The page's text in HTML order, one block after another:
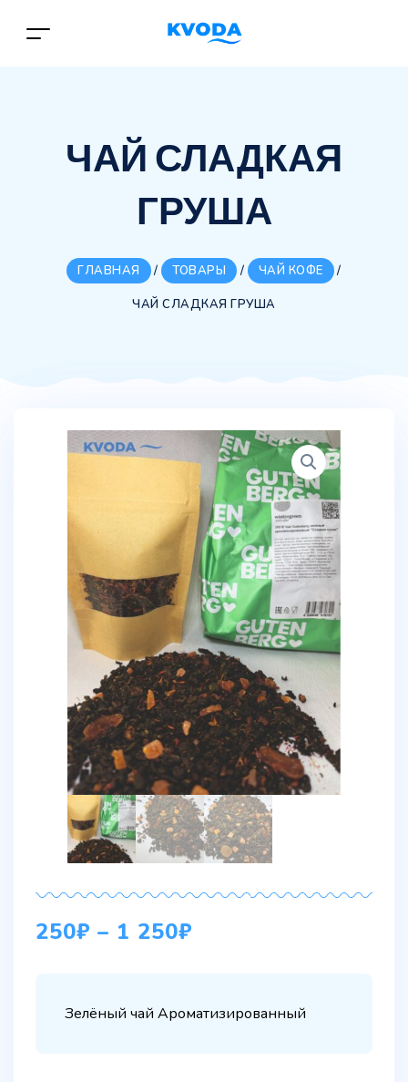
ЧАЙ СЛАДКАЯ
ГРУША
ГЛАВНАЯ / ТОВАРЫ / ЧАЙ КОФЕ /
ЧАЙ СЛАДКАЯ ГРУША
250₽ – 1 250₽
Зелёный чай Ароматизированный